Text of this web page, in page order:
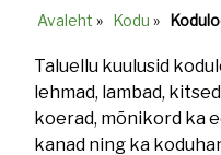
Avaleht » Kodu »
Taluellu kuulusid
lehmad, lambad,
koerad, mõnikord ka
kanad ning ka